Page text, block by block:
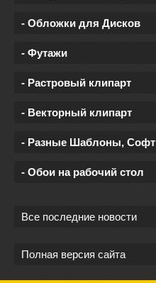
- Обложки для Дисков
- Футажи
- Растровый клипарт
- Векторный клипарт
- Разные Шаблоны, Софт
- Обои на рабочий стол
Все последние новости
Полная версия сайта